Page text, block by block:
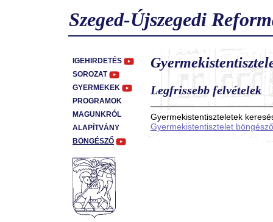
Szeged-Újszegedi
IGEHIRDETÉS
SOROZAT
GYERMEKEK
PROGRAMOK
MAGUNKRÓL
ALAPÍTVÁNY
BÖNGÉSZŐ
Legfrissebb felvételek
Gyermekistentiszteletek
Gyermekistentisztelet